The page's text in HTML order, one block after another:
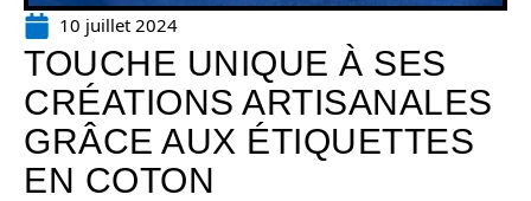
10 juillet 2024
TOUCHE UNIQUE À SES
CRÉATIONS ARTISANALES
GRÂCE AUX ÉTIQUETTES
EN COTON